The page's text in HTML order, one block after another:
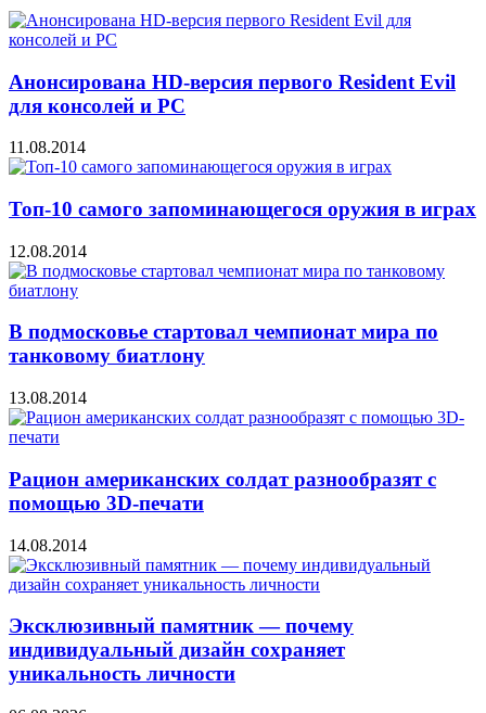
Анонсирована HD-версия первого Resident Evil
для консолей и PC
11.08.2014
Топ-10 самого запоминающегося оружия в играх
12.08.2014
В подмосковье стартовал чемпионат мира по
танковому биатлону
13.08.2014
Рацион американских солдат разнообразят с
помощью 3D-печати
14.08.2014
Эксклюзивный памятник — почему
индивидуальный дизайн сохраняет
уникальность личности